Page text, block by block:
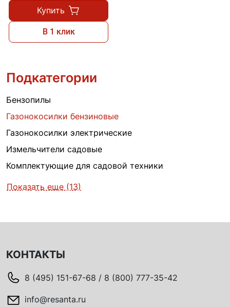
Купить
В 1 клик
Подкатегории
Бензопилы
Газонокосилки бензиновые
Газонокосилки электрические
Измельчители садовые
Комплектующие для садовой техники
Показать еще (13)
КОНТАКТЫ
8 (495) 151-67-68 / 8 (800) 777-35-42
info@resanta.ru